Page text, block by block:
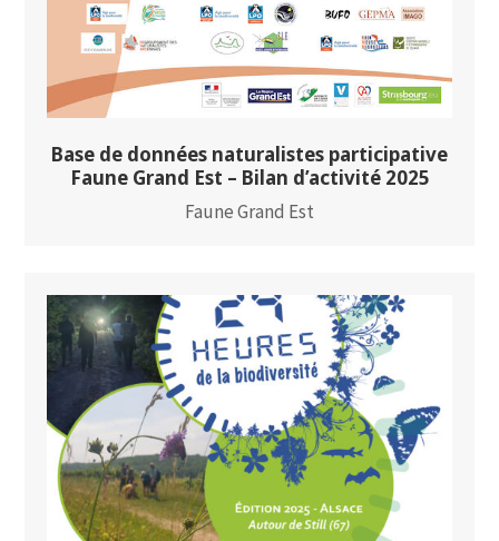
Base de données naturalistes participative
Faune Grand Est – Bilan d’activité 2025
Faune Grand Est